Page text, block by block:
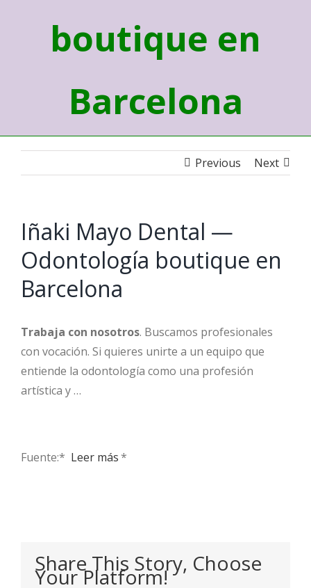
boutique en
Barcelona
Previous Next
Iñaki Mayo Dental —
Odontología boutique en
Barcelona
Trabaja con nosotros. Buscamos profesionales
con vocación. Si quieres unirte a un equipo que
entiende la odontología como una profesión
artística y …
Fuente:* ​ Leer más*
Share This Story, Choose
Your Platform!